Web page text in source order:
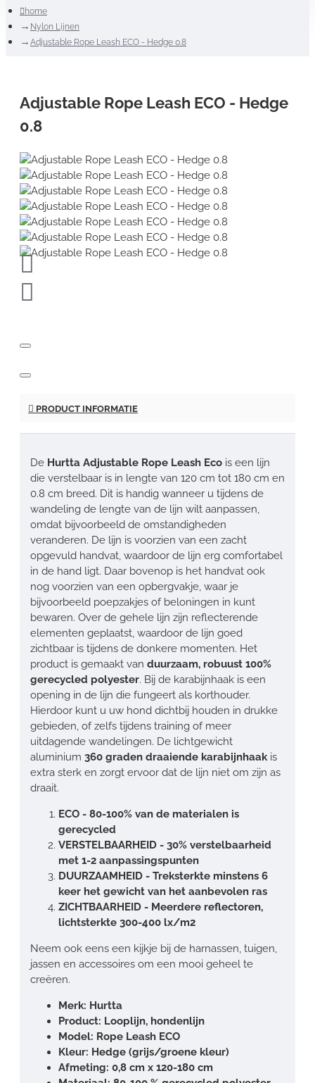
home
Nylon Lijnen
Adjustable Rope Leash ECO - Hedge 0.8
Adjustable Rope Leash ECO - Hedge
0.8
PRODUCT INFORMATIE
De Hurtta Adjustable Rope Leash Eco is een lijn
die verstelbaar is in lengte van 120 cm tot 180 cm en
0.8 cm breed. Dit is handig wanneer u tijdens de
wandeling de lengte van de lijn wilt aanpassen,
omdat bijvoorbeeld de omstandigheden
veranderen. De lijn is voorzien van een zacht
opgevuld handvat, waardoor de lijn erg comfortabel
in de hand ligt. Daar bovenop is het handvat ook
nog voorzien van een opbergvakje, waar je
bijvoorbeeld poepzakjes of beloningen in kunt
bewaren. Over de gehele lijn zijn reflecterende
elementen geplaatst, waardoor de lijn goed
zichtbaar is tijdens de donkere momenten. Het
product is gemaakt van duurzaam, robuust 100%
gerecycled polyester. Bij de karabijnhaak is een
opening in de lijn die fungeert als korthouder.
Hierdoor kunt u uw hond dichtbij houden in drukke
gebieden, of zelfs tijdens training of meer
uitdagende wandelingen. De lichtgewicht
aluminium 360 graden draaiende karabijnhaakis
extra sterk en zorgt ervoor dat de lijn niet om zijn as
draait.
ECO - 80-100% van de materialen is
gerecycled
VERSTELBAARHEID - 30% verstelbaarheid
met 1-2 aanpassingspunten
DUURZAAMHEID - Treksterkte minstens 6
keer het gewicht van het aanbevolen ras
ZICHTBAARHEID - Meerdere reflectoren,
lichtsterkte 300-400 lx/m2
Neem ook eens een kijkje bij de harnassen, tuigen,
jassen en accessoires om een mooi geheel te
creëren.
Merk: Hurtta
Product: Looplijn, hondenlijn
Model: Rope Leash ECO
Kleur: Hedge (grijs/groene kleur)
Afmeting: 0,8 cm x 120-180 cm